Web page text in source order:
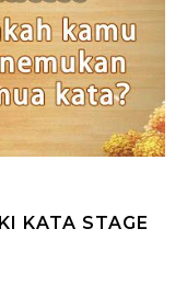
KATA STAGE